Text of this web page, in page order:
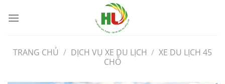
qua
TRANG CHỦ / DỊCH VỤ XE DU LỊCH / XE DU LỊCH 45
CHỖ